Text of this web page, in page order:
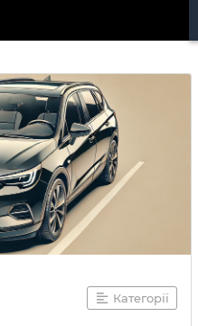
Категорії